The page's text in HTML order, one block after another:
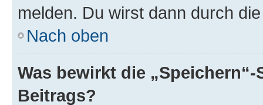
melden. Du wirst dann durch
Nach oben
Was bewirkt die
Beitrags?